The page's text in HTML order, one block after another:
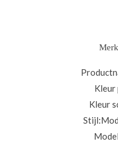
Kleur
Kleur
Stijl: